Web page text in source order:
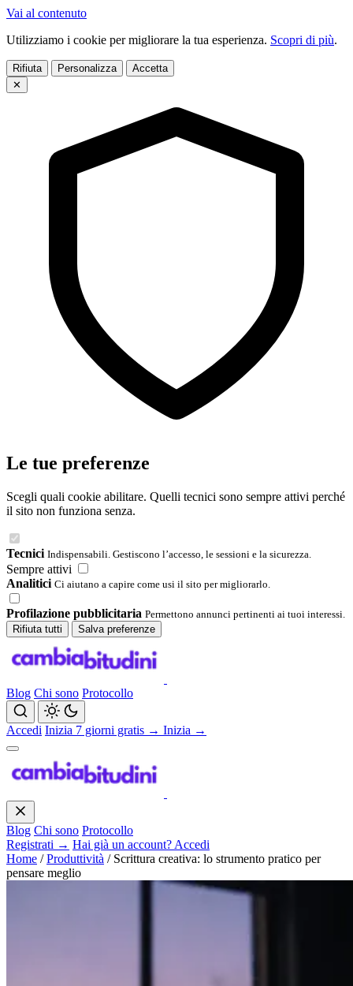
Vai al contenuto
Utilizziamo i cookie per migliorare la tua esperienza. Scopri di più.
Rifiuta Personalizza
Accetta
✕
Le tue preferenze
Scegli quali cookie abilitare. Quelli tecnici sono sempre attivi perché
il sito non funziona senza.
Tecnici Indispensabili. Gestiscono l’accesso, le sessioni e la sicurezza.
Sempre attivi
Analitici Ci aiutano a capire come usi il sito per migliorarlo.
Profilazione pubblicitaria Permettono annunci pertinenti ai tuoi interessi.
Rifiuta tutti
Salva preferenze
Blog Chi sono Protocollo
Accedi Inizia 7 giorni gratis → Inizia →
Blog Chi sono Protocollo
Registrati → Hai già un account? Accedi
Home / Produttività / Scrittura creativa: lo strumento pratico per
pensare meglio